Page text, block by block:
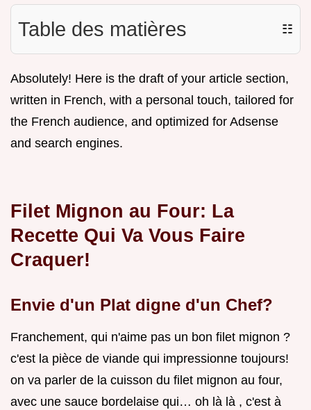
Table des matières ☷
Absolutely! Here is the draft of your article section,
written in French, with a personal touch, tailored for
the French audience, and optimized for Adsense
and search engines.
Filet Mignon au Four: La
Recette Qui Va Vous Faire
Craquer!
Envie d'un Plat digne d'un Chef?
Franchement, qui n'aime pas un bon filet mignon ?
c'est la pièce de viande qui impressionne toujours!
on va parler de la cuisson du filet mignon au four,
avec une sauce bordelaise qui… oh là là , c'est à